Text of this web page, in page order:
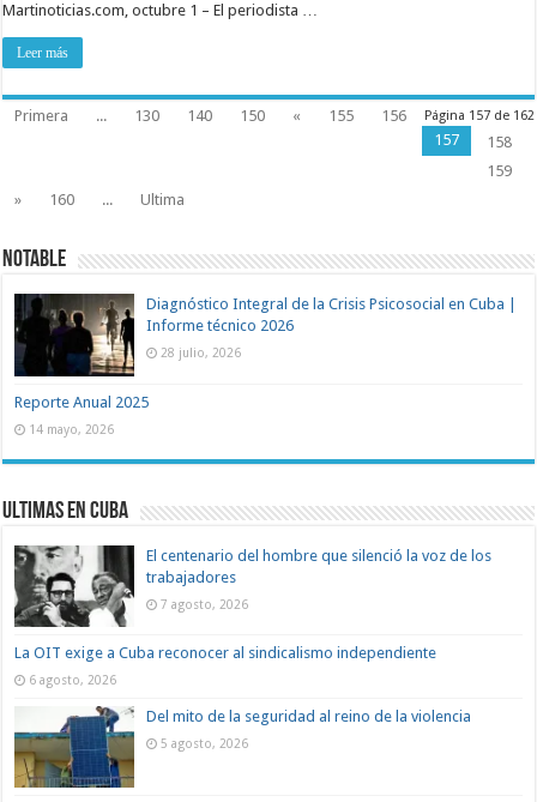
Martinoticias.com, octubre 1 – El periodista …
Leer más
Página 157 de 162
Primera ... 130 140 150 « 155
156
157
158
159
»
160 ... Ultima
Notable
Diagnóstico Integral de la Crisis Psicosocial en Cuba |
Informe técnico 2026
28 julio, 2026
Reporte Anual 2025
14 mayo, 2026
Ultimas en Cuba
El centenario del hombre que silenció la voz de los
trabajadores
7 agosto, 2026
La OIT exige a Cuba reconocer al sindicalismo independiente
6 agosto, 2026
Del mito de la seguridad al reino de la violencia
5 agosto, 2026